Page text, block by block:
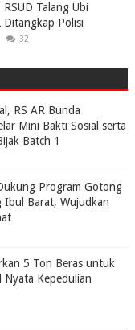
Talang Ubi
Ditangkap Polisi
32
RS AR Bunda
Mini Bakti Sosial serta
Batch 1
Program Gotong
Ibul Barat, Wujudkan
5 Ton Beras untuk
Nyata Kepedulian